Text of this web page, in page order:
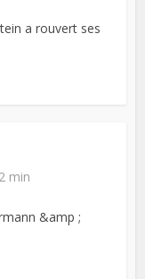
a rouvert ses
min
&amp ;